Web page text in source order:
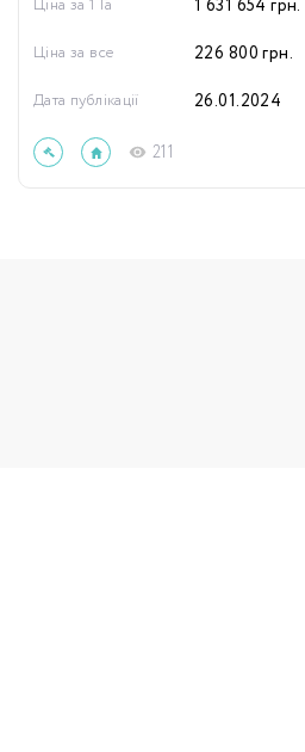
Ціна за 1 Га 1 631 654 грн.
Ціна за все 226 800 грн.
211
Дата публікації 26.01.2024